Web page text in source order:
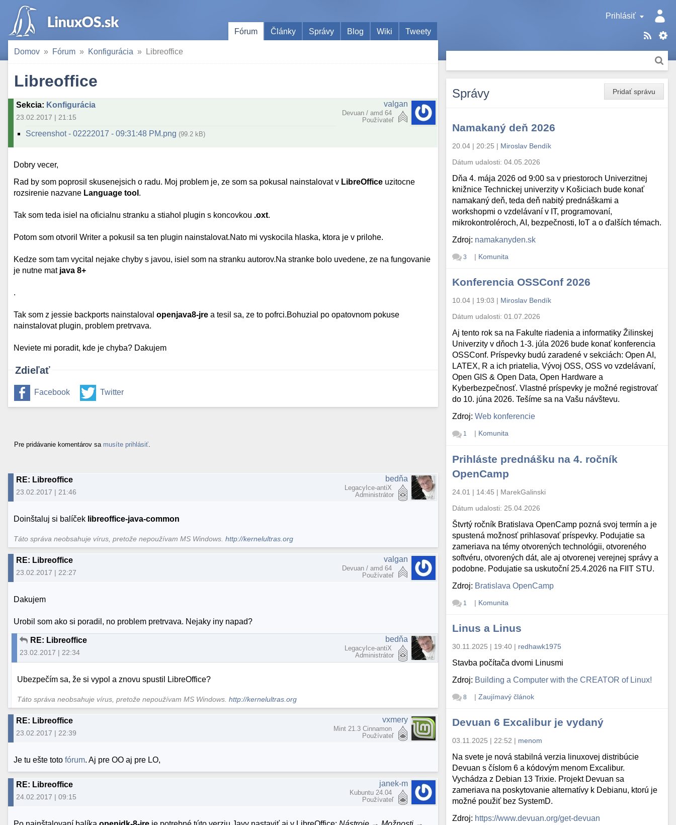
Prihlásiť
Fórum
Články Správy Blog Wiki Tweety
Domov Fórum Konfigurácia Libreoffice
Libreoffice
Sekcia: Konfigurácia
23.02.2017 | 21:15
valgan
Devuan / amd 64
Používateľ
Screenshot - 02222017 - 09:31:48 PM.png (99.2 kB)
Dobry vecer,
Rad by som poprosil skusenejsich o radu. Moj problem je, ze som sa pokusal nainstalovat v LibreOffice uzitocne
rozsirenie nazvane Language tool .
Tak som teda isiel na oficialnu stranku a stiahol plugin s koncovkou .oxt.
Potom som otvoril Writer a pokusil sa ten plugin nainstalovat.Nato mi vyskocila hlaska, ktora je v prilohe.
Kedze som tam vycital nejake chyby s javou, isiel som na stranku autorov.Na stranke bolo uvedene, ze na fungovanie
je nutne mat java 8+
.
Tak som z jessie backports nainstalovalopenjava8-jre a tesil sa, ze to pofrci.Bohuzial po opatovnom pokuse
nainstalovat plugin, problem pretrvava.
Neviete mi poradit, kde je chyba? Dakujem
Zdieľať
Facebook Twitter
Pre pridávanie komentárov sa musíte prihlásiť
RE: Libreoffice
23.02.2017 | 21:46
bedňa
LegacyIce-antiX
Administrátor
Doinštaluj si balíček libreoffice-java-common
Táto správa neobsahuje vírus, pretože nepoužívam MS Windows.http://kernelultras.org
RE: Libreoffice
23.02.2017 | 22:27
valgan
Devuan / amd 64
Používateľ
Dakujem
Urobil som ako si poradil, no problem pretrvava. Nejaky iny napad?
RE: Libreoffice
23.02.2017 | 22:34
bedňa
LegacyIce-antiX
Administrátor
Ubezpečím sa, že si vypol a znovu spustil LibreOffice?
Táto správa neobsahuje vírus, pretože nepoužívam MS Windows.http://kernelultras.org
RE: Libreoffice
23.02.2017 | 22:39
vxmery
Mint 21.3 Cinnamon
Používateľ
Je tu ešte totofórum. Aj pre OO aj pre LO,
RE: Libreoffice
24.02.2017 | 09:15
janek-m
Kubuntu 24.04
Používateľ
Pridať správu
Správy
Namakaný deň 2026
20.04 | 20:25 | Miroslav Bendík
Dátum udalosti:04.05.2026
Dňa 4. mája 2026 od 9:00 sa v priestoroch Univerzitnej
knižnice Technickej univerzity v Košiciach bude konať
namakaný deň, teda deň nabitý prednáškami a
workshopmi o vzdelávaní v IT, programovaní,
mikrokontroléroch, AI, bezpečnosti, IoT a o ďalších témach.
Zdroj: namakanyden.sk
3 | Komunita
Konferencia OSSConf 2026
10.04 | 19:03 | Miroslav Bendík
Dátum udalosti:01.07.2026
Aj tento rok sa na Fakulte riadenia a informatiky Žilinskej
Univerzity v dňoch 1-3. júla 2026 bude konať konferencia
OSSConf. Príspevky budú zaradené v sekciách: Open AI,
LATEX, R a ich priatelia, Vývoj OSS, OSS vo vzdelávaní,
Open GIS & Open Data, Open Hardware a
Kyberbezpečnosť. Vlastné príspevky je možné registrovať
do 10. júna 2026. Tešíme sa na Vašu návštevu.
Zdroj:Web konferencie
1 | Komunita
Prihláste prednášku na 4. ročník
OpenCamp
24.01 | 14:45 | MarekGalinski
Dátum udalosti: 25.04.2026
Štvrtý ročník Bratislava OpenCamp pozná svoj termín a je
spustená možnosť prihlasovať príspevky. Podujatie sa
zameriava na témy otvorených technológii, otvoreného
softvéru, otvorených dát, ale aj otvorenej verejnej správy a
podobne. Podujatie sa uskutoční 25.4.2026 na FIIT STU.
Zdroj: Bratislava OpenCamp
1 | Komunita
Linus a Linus
30.11.2025 | 19:40 | redhawk1975
Stavba počítača dvomi Linusmi
Zdroj: Building a Computer with the CREATOR of Linux!
8 | Zaujímavý článok
Devuan 6 Excalibur je vydaný
03.11.2025 | 22:52 | menom
Na svete je nová stabilná verzia linuxovej distribúcie
Devuan s číslom 6 a kódovým menom Excalibur.
Vychádza z Debian 13 Trixie. Projekt Devuan sa
zameriava na poskytovanie alternatívy k Debianu, ktorú je
možné použiť bez SystemD.
Zdroj: https://www.devuan.org/get-devuan